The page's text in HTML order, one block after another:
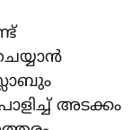
അടക്കം